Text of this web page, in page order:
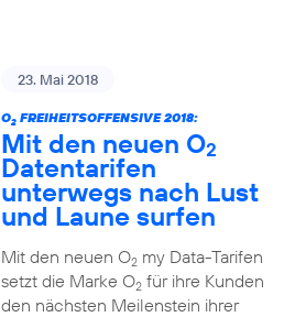
23. Mai 2018
O2FREIHEITSOFFENSIVE 2018:
Mit den neuen O2
Datentarifen
unterwegs nach Lust
und Laune surfen
Mit den neuen O2my Data-Tarifen
setzt die Marke O2für ihre Kunden
den nächsten Meilenstein ihrer